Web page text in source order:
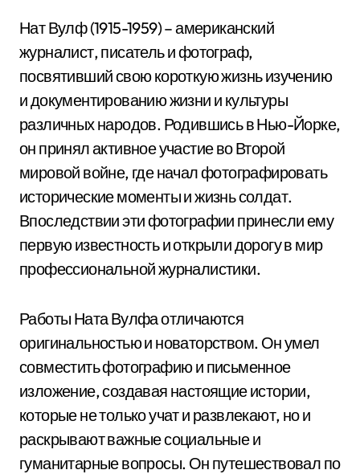
Нат Вулф (1915-1959) – американский
журналист, писатель и фотограф,
посвятивший свою короткую жизнь изучению
и документированию жизни и культуры
различных народов. Родившись в Нью-Йорке,
он принял активное участие во Второй
мировой войне, где начал фотографировать
исторические моменты и жизнь солдат.
Впоследствии эти фотографии принесли ему
первую известность и открыли дорогу в мир
профессиональной журналистики.
Работы Ната Вулфа отличаются
оригинальностью и новаторством. Он умел
совместить фотографию и письменное
изложение, создавая настоящие истории,
которые не только учат и развлекают, но и
раскрывают важные социальные и
гуманитарные вопросы. Он путешествовал по